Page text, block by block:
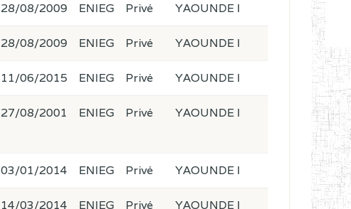
28/08/2009 ENIEG Privé YAOUNDE I
28/08/2009 ENIEG Privé YAOUNDE I
11/06/2015 ENIEG Privé YAOUNDE I
27/08/2001 ENIEG Privé YAOUNDE I
03/01/2014 ENIEG Privé YAOUNDE I
14/03/2014 ENIEG Privé YAOUNDE I